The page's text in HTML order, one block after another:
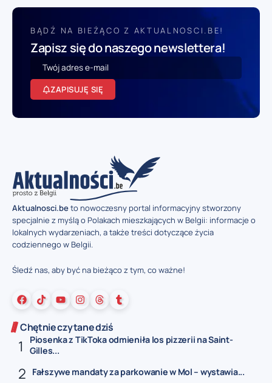
BĄDŹ NA BIEŻĄCO Z AKTUALNOSCI.BE!
Zapisz się do naszego newslettera!
ZAPISUJĘ SIĘ
Aktualnosci.beto nowoczesny portal informacyjny stworzony
specjalnie z myślą o Polakach mieszkających w Belgii: informacje o
lokalnych wydarzeniach, a także treści dotyczące życia
codziennego w Belgii.
Śledź nas, aby być na bieżąco z tym, co ważne!
Chętnie czytane dziś
Piosenka z TikToka odmieniła los pizzerii na Saint-
Gilles...
Fałszywe mandaty za parkowanie w Mol – wystawia...